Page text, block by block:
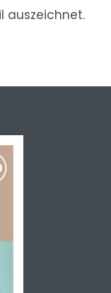
auszeichnet.